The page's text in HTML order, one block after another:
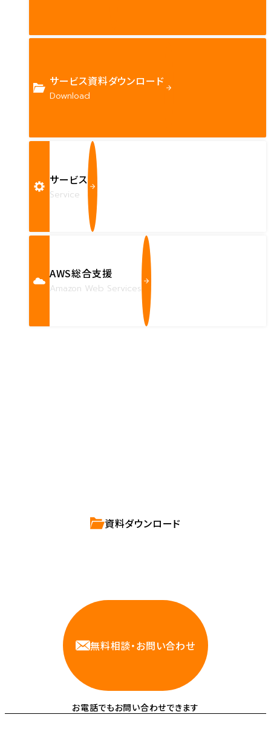
サービス資料ダウンロード
Download
サービス
Service
AWS総合支援
Amazon Web Services
資料ダウンロード
無料相談・お問い合わせ
お電話でもお問い合わせできます